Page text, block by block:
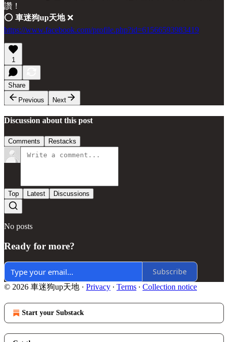
讚！
⭕️ 車迷狗up天地❌
https://www.facebook.com/profile.php?id=61566593983419
1
Share
Previous
Next
Discussion about this post
Comments Restacks
Top Latest Discussions
No posts
Ready for more?
Subscribe
© 2026 車迷狗up天地 · Privacy ∙ Terms ∙ Collection notice
Start your Substack